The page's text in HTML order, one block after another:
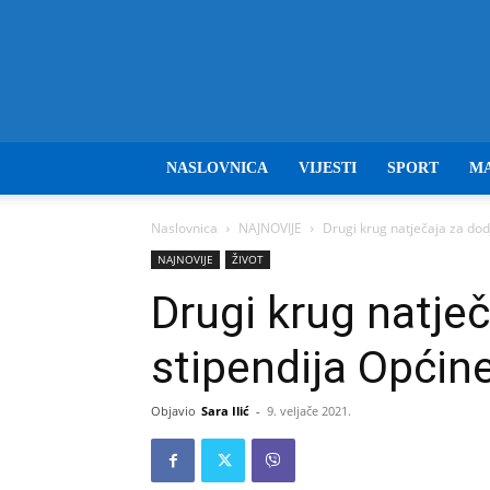
NASLOVNICA VIJESTI SPORT
Naslovnica NAJNOVIJE Drugi krug natječaja za
NAJNOVIJE ŽIVOT
Drugi krug
stipendija
Objavio Sara Ilić - 9. veljače 2021.